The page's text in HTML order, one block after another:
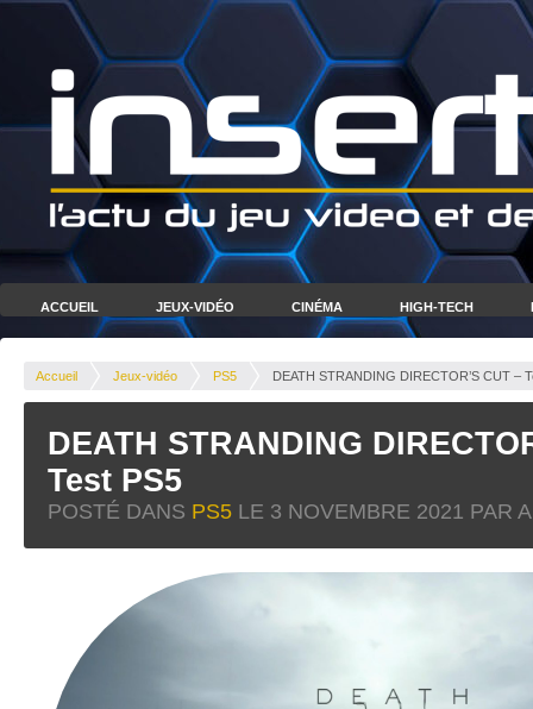
ACCUEIL JEUX-VIDÉO CINÉMA HIGH-TECH
Accueil Jeux-vidéo PS5 DEATH STRANDING DIRECTOR’S CUT –
DEATH STRANDING
Test PS5
POSTÉ DANS PS5 LE 3 NOVEMBRE 2021 PAR